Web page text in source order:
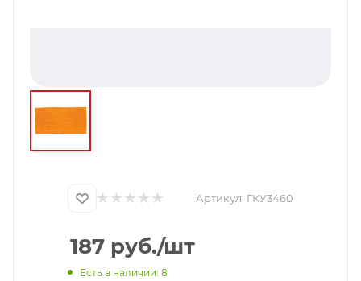
Артикул: ГКУ3460
187 руб./шт
Есть в наличии: 8